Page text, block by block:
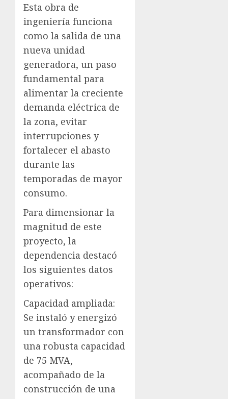
Esta obra de
ingeniería funciona
como la salida de una
nueva unidad
generadora, un paso
fundamental para
alimentar la creciente
demanda eléctrica de
la zona, evitar
interrupciones y
fortalecer el abasto
durante las
temporadas de mayor
consumo.
Para dimensionar la
magnitud de este
proyecto, la
dependencia destacó
los siguientes datos
operativos:
Capacidad ampliada:
Se instaló y energizó
un transformador con
una robusta capacidad
de 75 MVA,
acompañado de la
construcción de una